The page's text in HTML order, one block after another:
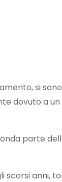
si
dovuto a
parte
scorsi anni,